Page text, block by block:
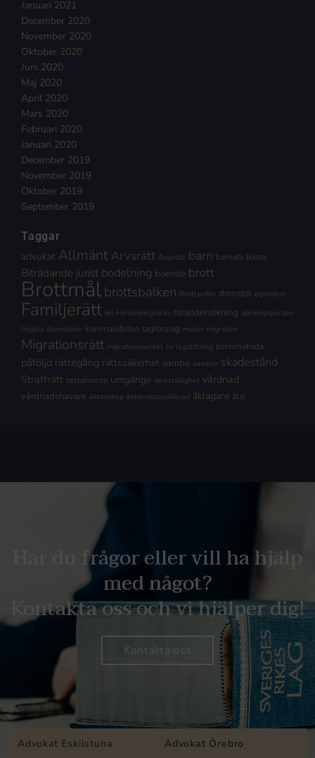
Januari 2021
December 2020
November 2020
Oktober 2020
Juni 2020
Maj 2020
April 2020
Mars 2020
Februari 2020
Januari 2020
December 2019
November 2019
Oktober 2019
September 2019
Taggar
advokat Allmänt Arvsrätt Asylrätt barn barnets bästa
Biträdande jurist bodelning boende brott
Brottmålbrottsbalken Brottsoffer domstol egendom
Familjerätt fel Försörjningskrav förundersökning gärningsperson
högsta domstolen kriminalvården lagförslag makar migration
Migrationsrätt migrationsverket ny lagstiftning personskada
påföljd rättegång rättssäkerhet sambo sambor skadestånd
Straffrätt testamente umgänge verkställighet vårdnad
vårdnadshavare äktenskap äktenskapsskillnad åklagare åtal
Har du frågor eller vill ha hjälp
med något?
Kontakta oss och vi hjälper dig!
Kontakta oss
Advokat Eskilstuna
Advokat Örebro